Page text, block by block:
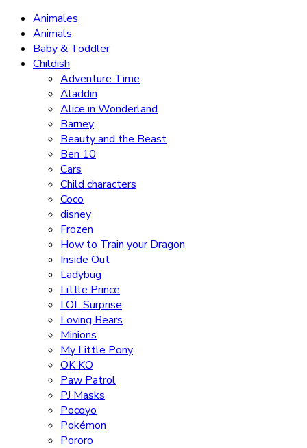
Animales
Animals
Baby & Toddler
Childish
Adventure Time
Aladdin
Alice in Wonderland
Barney
Beauty and the Beast
Ben 10
Cars
Child characters
Coco
disney
Frozen
How to Train your Dragon
Inside Out
Ladybug
Little Prince
LOL Surprise
Loving Bears
Minions
My Little Pony
OK KO
Paw Patrol
PJ Masks
Pocoyo
Pokémon
Pororo